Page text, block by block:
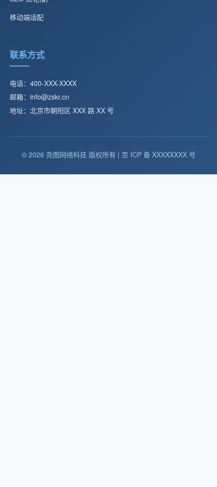
移动端适配
联系方式
电话：400-XXX-XXXX
邮箱：info@zskr.cn
地址：北京市朝阳区 XXX 路 XX 号
© 2026 尧图网络科技 版权所有 | 京 ICP 备 XXXXXXXX 号